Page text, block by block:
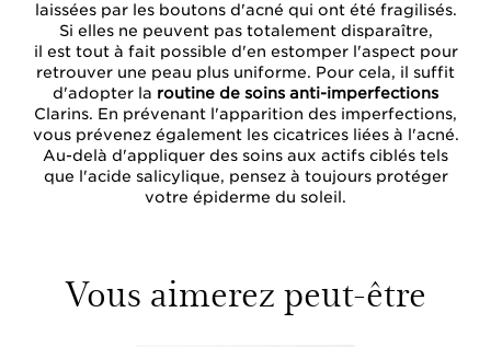
laissées par les boutons d'acné qui ont été fragilisés.
Si elles ne peuvent pas totalement disparaître,
il est tout à fait possible d'en estomper l'aspect pour
retrouver une peau plus uniforme. Pour cela, il suffit
d'adopter la routine de soins anti-imperfections
Clarins. En prévenant l'apparition des imperfections,
vous prévenez également les cicatrices liées à l'acné.
Au-delà d'appliquer des soins aux actifs ciblés tels
que l'acide salicylique, pensez à toujours protéger
votre épiderme du soleil.
Vous aimerez peut-être